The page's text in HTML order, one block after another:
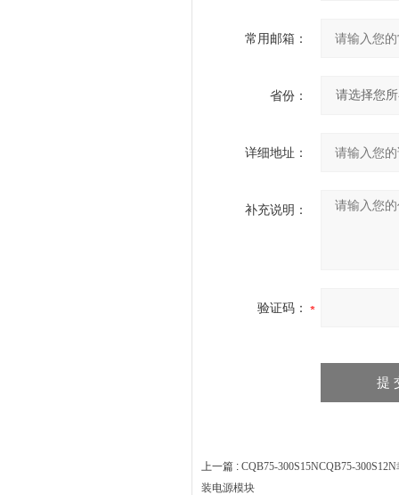
常用邮箱：
省份：
详细地址：
补充说明：
验证码：
上一篇 : CQB75-300S15NCQB75-
装电源模块